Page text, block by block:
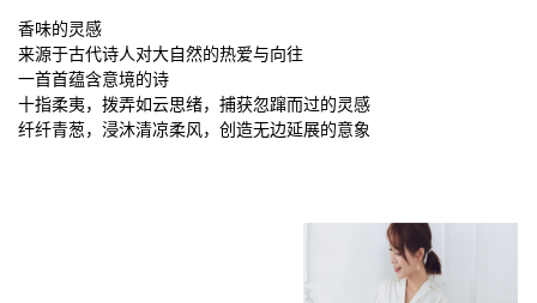
香味的灵感
来源于古代诗人对大自然的热爱与向往
一首首蕴含意境的诗
十指柔夷，拨弄如云思绪，捕获忽蹿而过的灵感
纤纤青葱，浸沐清凉柔风，创造无边延展的意象